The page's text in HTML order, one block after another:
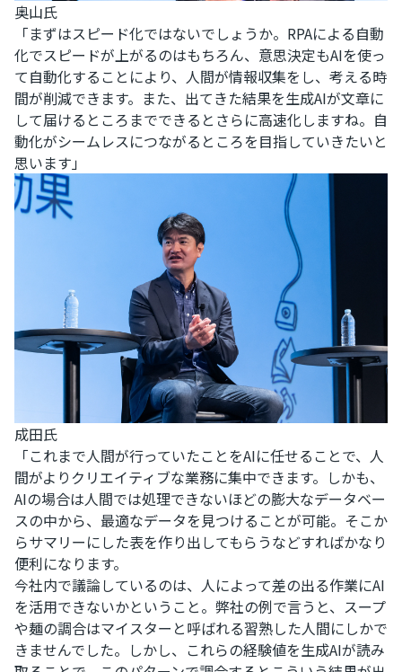
奥山氏
「まずはスピード化ではないでしょうか。RPAによる自動
化でスピードが上がるのはもちろん、意思決定もAIを使っ
て自動化することにより、人間が情報収集をし、考える時
間が削減できます。また、出てきた結果を生成AIが文章に
して届けるところまでできるとさらに高速化しますね。自
動化がシームレスにつながるところを目指していきたいと
思います」
成田氏
「これまで人間が行っていたことをAIに任せることで、人
間がよりクリエイティブな業務に集中できます。しかも、
AIの場合は人間では処理できないほどの膨大なデータベー
スの中から、最適なデータを見つけることが可能。そこか
らサマリーにした表を作り出してもらうなどすればかなり
便利になります。
今社内で議論しているのは、人によって差の出る作業にAI
を活用できないかということ。弊社の例で言うと、スープ
や麺の調合はマイスターと呼ばれる習熟した人間にしかで
きませんでした。しかし、これらの経験値を生成AIが読み